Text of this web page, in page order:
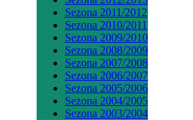
Sezona 2011/2012
Sezona 2010/2011
Sezona 2009/2010
Sezona 2008/2009
Sezona 2007/2008
Sezona 2006/2007
Sezona 2005/2006
Sezona 2004/2005
Sezona 2003/2004